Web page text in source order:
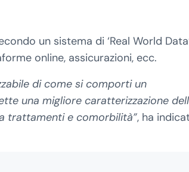
un sistema di ‘Real World
online, assicurazioni, ecc.
di come si comporti un
una migliore caratterizzazione
trattamenti e comorbilità”, ha